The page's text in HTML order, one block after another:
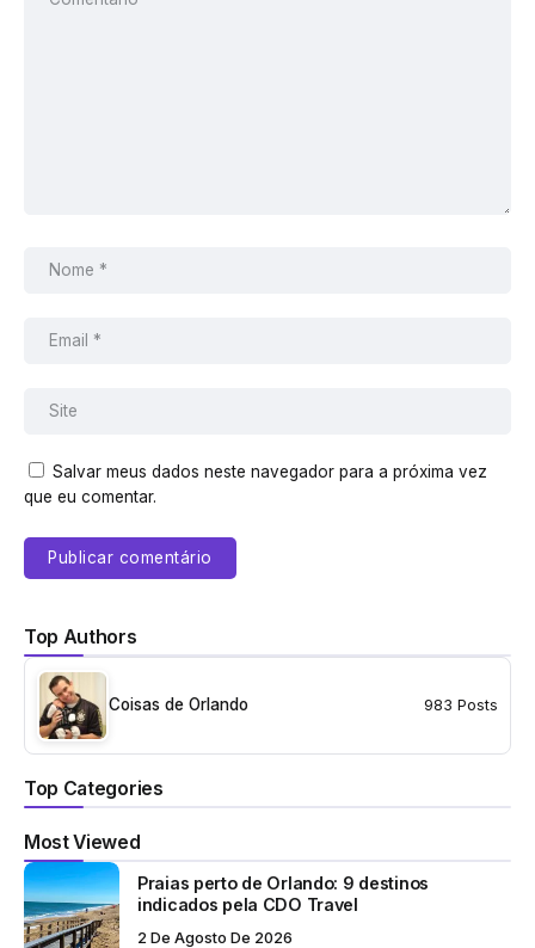
Salvar meus dados neste navegador para a próxima vez
que eu comentar.
Top Authors
Coisas de Orlando 983 Posts
Top Categories
Most Viewed
Praias perto de Orlando: 9 destinos
indicados pela CDO Travel
2 De Agosto De 2026